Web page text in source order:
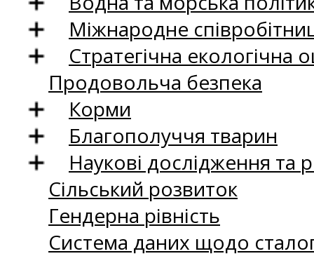
Міжнародне
Стратегічна екологічна
Продовольча безпека
Корми
Благополуччя тварин
Наукові дослідження та
Сільський розвиток
Гендерна рівність
Система даних щодо